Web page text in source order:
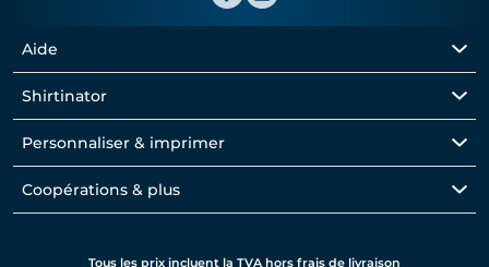
Aide
Shirtinator
Personnaliser & imprimer
Coopérations & plus
Tous les prix incluent la TVA hors frais de livraison